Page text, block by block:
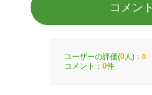
コメント
ユーザーの評価(0 人)： 0
コメント： 0件